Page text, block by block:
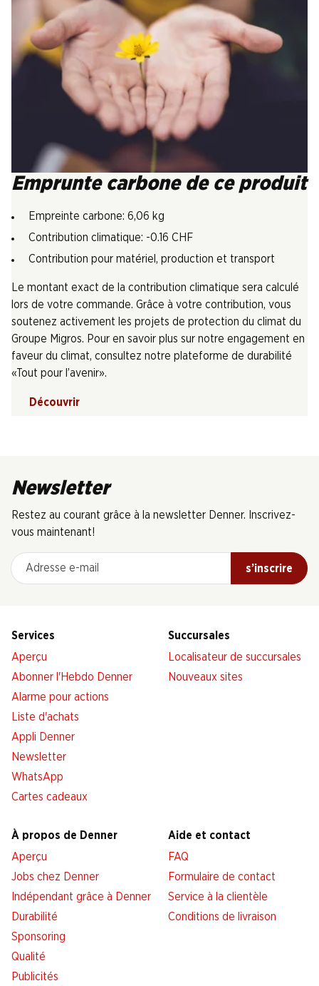
Emprunte carbone de ce produit
Empreinte carbone: 6,06 kg
Contribution climatique: -0.16 CHF
Contribution pour matériel, production et transport
Le montant exact de la contribution climatique sera calculé
lors de votre commande. Grâce à votre contribution, vous
soutenez activement les projets de protection du climat du
Groupe Migros. Pour en savoir plus sur notre engagement en
faveur du climat, consultez notre plateforme de durabilité
«Tout pour l’avenir».
Découvrir
Newsletter
Restez au courant grâce à la newsletter Denner. Inscrivez-
vous maintenant!
Adresse e-mail
s’inscrire
Services
Aperçu
Abonner l'Hebdo Denner
Alarme pour actions
Liste d'achats
Appli Denner
Newsletter
WhatsApp
Cartes cadeaux
Succursales
Localisateur de succursales
Nouveaux sites
À propos de Denner
Aperçu
Jobs chez Denner
Indépendant grâce à Denner
Durabilité
Sponsoring
Qualité
Publicités
Aide et contact
FAQ
Formulaire de contact
Service à la clientèle
Conditions de livraison